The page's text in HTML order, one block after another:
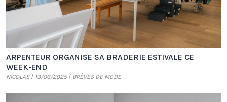
ARPENTEUR ORGANISE SA BRADERIE ESTIVALE CE
WEEK-END
NICOLAS 13/06/2025 BRÈVES DE MODE